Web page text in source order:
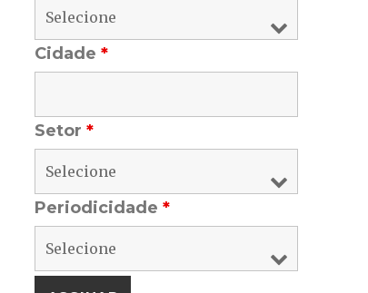
Cidade *
Setor *
Periodicidade *